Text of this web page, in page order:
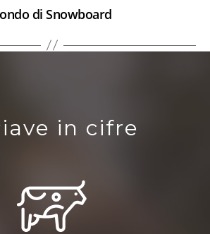
di Snowboard
in cifre